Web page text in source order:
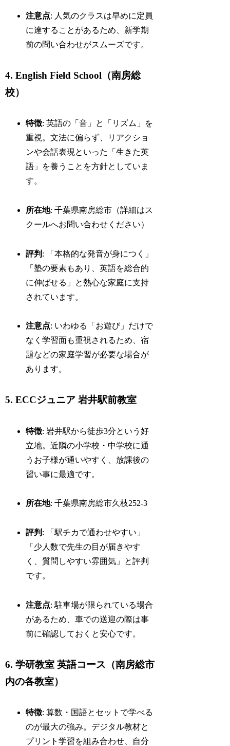
注意点: 人気のクラスは早めに定員
に達することがあるため、新学期
前の問い合わせがスムーズです。
4. English Field School（南房総
校）
特徴: 英語の「音」と「リズム」を
重視。文法に偏らず、リアクショ
ンや会話表現といった「生きた英
語」を養うことを方針としていま
す。
所在地: 千葉県南房総市（詳細はス
クールへお問い合わせください）
評判 : 「本格的な発音が身につく」
「塾の要素もあり、英語を総合的
に伸ばせる」と熱心な家庭に支持
されています。
注意点: いわゆる「お遊び」だけで
なく学習面も重視されるため、宿
題などの家庭学習が必要な場合が
あります。
5. ECCジュニア 岩井駅前教室
特徴: 岩井駅から徒歩3分という好
立地。近隣の小学校・中学校に通
うお子様が通いやすく、放課後の
習い事に最適です。
所在地: 千葉県南房総市久枝252-3
評判 : 「駅チカで通わせやすい」
「少人数で先生の目が届きやす
く、質問しやすい雰囲気」と評判
です。
注意点: 駐車場が限られている場合
があるため、車での送迎の際は事
前に確認しておくと安心です。
6. 学研教室 英語コース（南房総市
内の各教室）
特徴: 算数・国語とセットで学べる
のが最大の強み。デジタル教材と
プリント学習を組み合わせ、自分